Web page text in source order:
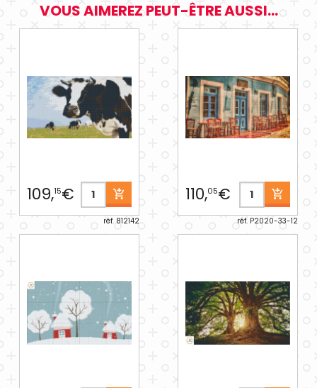
VOUS AIMEREZ PEUT-ÊTRE AUSSI...
109,15€
réf. 812142
110,05€
réf. P2020-33-12